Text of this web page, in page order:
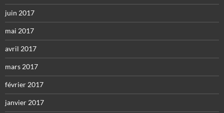
juin 2017
mai 2017
avril 2017
mars 2017
février 2017
janvier 2017